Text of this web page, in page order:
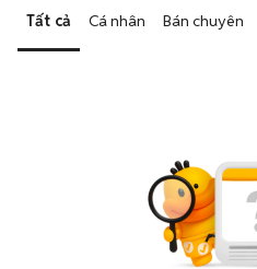
Tất cả Cá nhân Bán chuyên